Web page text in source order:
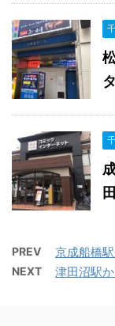
PREV 京成船橋
NEXT 津田沼駅